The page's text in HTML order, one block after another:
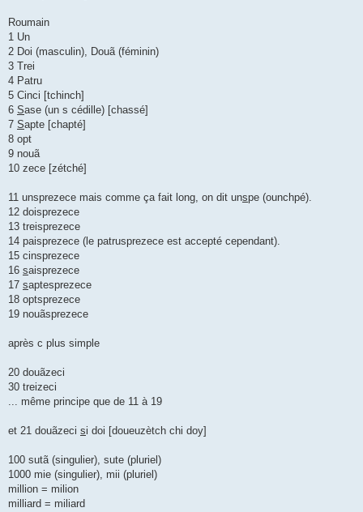
Roumain
1 Un
2 Doi (masculin), Douã (féminin)
3 Trei
4 Patru
5 Cinci [tchinch]
6 Sase (un s cédille) [chassé]
7 Sapte [chapté]
8 opt
9 nouã
10 zece [zétché]
11 unsprezece mais comme ça fait long, on dit unspe (ounchpé).
12 doisprezece
13 treisprezece
14 paisprezece (le patrusprezece est accepté cependant).
15 cinsprezece
16 saisprezece
17 saptesprezece
18 optsprezece
19 nouãsprezece
après c plus simple
20 douãzeci
30 treizeci
... même principe que de 11 à 19
et 21 douãzeci si doi [doueuzètch chi doy]
100 sutã (singulier), sute (pluriel)
1000 mie (singulier), mii (pluriel)
million = milion
milliard = miliard